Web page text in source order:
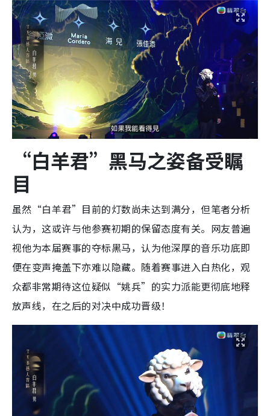
“白羊君”黑马之姿备受瞩
目
虽然“白羊君”目前的灯数尚未达到满分，但笔者分析
认为，这或许与他参赛初期的保留态度有关。网友普遍
视他为本届赛事的夺标黑马，认为他深厚的音乐功底即
便在变声掩盖下亦难以隐藏。随着赛事进入白热化，观
众都非常期待这位疑似“姚兵”的实力派能更彻底地释
放声线，在之后的对决中成功晋级！